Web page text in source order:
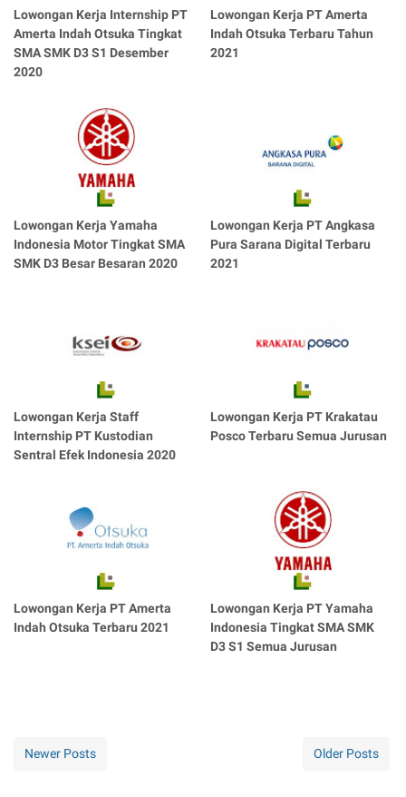
Lowongan Kerja Internship PT
Amerta Indah Otsuka Tingkat
SMA SMK D3 S1 Desember
2020
Lowongan Kerja PT Amerta
Indah Otsuka Terbaru Tahun
2021
Lowongan Kerja Yamaha
Indonesia Motor Tingkat SMA
SMK D3 Besar Besaran 2020
Lowongan Kerja PT Angkasa
Pura Sarana Digital Terbaru
2021
Lowongan Kerja Staff
Internship PT Kustodian
Sentral Efek Indonesia 2020
Lowongan Kerja PT Krakatau
Posco Terbaru Semua Jurusan
Lowongan Kerja PT Amerta
Indah Otsuka Terbaru 2021
Lowongan Kerja PT Yamaha
Indonesia Tingkat SMA SMK
D3 S1 Semua Jurusan
Newer Posts Older Posts